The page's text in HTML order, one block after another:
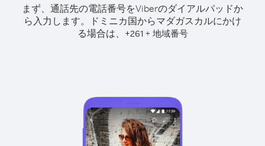
まず、通話先の電話番号をViberのダイアルパッドか
ら入力します。
ドミニカ国からマダガスカルにかけ
る場合は、
+261+ 地域番号